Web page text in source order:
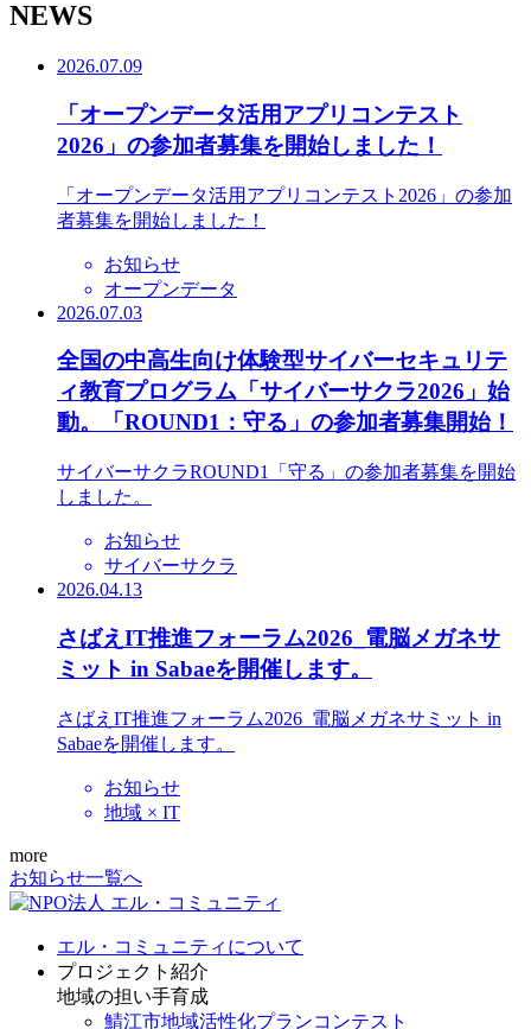
NEWS
2026.07.09
「オープンデータ活用アプリコンテスト
2026」の参加者募集を開始しました！
「オープンデータ活用アプリコンテスト2026」の参加
者募集を開始しました！
お知らせ
オープンデータ
2026.07.03
全国の中高生向け体験型サイバーセキュリテ
ィ教育プログラム「サイバーサクラ2026」始
動。「ROUND1：守る」の参加者募集開始！
サイバーサクラROUND1「守る」の参加者募集を開始
しました。
お知らせ
サイバーサクラ
2026.04.13
さばえIT推進フォーラム2026_電脳メガネサ
ミット in Sabaeを開催します。
さばえIT推進フォーラム2026_電脳メガネサミット in
Sabaeを開催します。
お知らせ
地域 × IT
more
お知らせ一覧へ
エル・コミュニティについて
プロジェクト紹介
地域の担い手育成
鯖江市地域活性化プランコンテスト